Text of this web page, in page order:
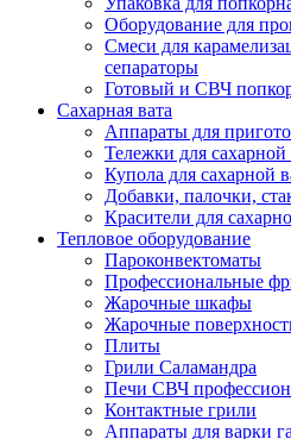
Оборудование для
Смеси для
сепараторы
Готовый и СВЧ
Сахарная вата
Аппараты для
Тележки для сахарной
Купола для сахарной
Добавки, палочки,
Красители для
Тепловое оборудование
Пароконвектоматы
Профессиональные
Жарочные шкафы
Жарочные
Плиты
Грили Саламандра
Печи СВЧ
Контактные грили
Аппараты для варки